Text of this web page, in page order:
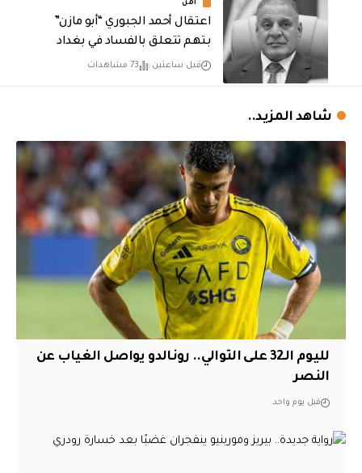
أمن
اعتقال أحمد الجبوري “أبو مازن”
بتهم تتعلق بالفساد في بغداد
قبل ساعتين 73 مشاهدات
شاهد المزيد..
لليوم الـ32 على التوالي.. رونالدو يواصل الغياب عن
النصر
قبل يوم واحد